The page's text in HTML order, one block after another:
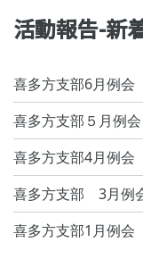
の
ペ
ー
ジ
送
り
活動報告-新
喜多方支部6月例会
喜多方支部５月例会
喜多方支部4月例会
喜多方支部 3月例
喜多方支部1月例会